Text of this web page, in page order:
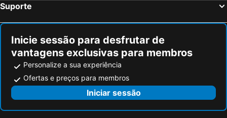
Suporte
Inicie sessão para desfrutar de
vantagens exclusivas para membros
Personalize a sua experiência
Ofertas e preços para membros
Iniciar sessão